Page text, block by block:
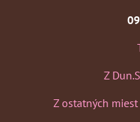
Z
Z ostatných